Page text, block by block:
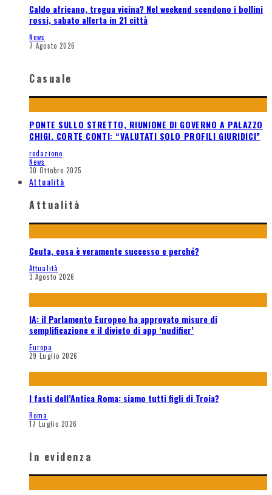
Caldo africano, tregua vicina? Nel weekend scendono i bollini
rossi, sabato allerta in 21 città
News
7 Agosto 2026
Casuale
PONTE SULLO STRETTO, RIUNIONE DI GOVERNO A PALAZZO
CHIGI. CORTE CONTI: “VALUTATI SOLO PROFILI GIURIDICI”
redazione
News
30 Ottobre 2025
Attualità
Attualità
Ceuta, cosa è veramente successo e perché?
Attualità
3 Agosto 2026
IA: il Parlamento Europeo ha approvato misure di
semplificazione e il divieto di app ‘nudifier’
Europa
29 Luglio 2026
I fasti dell’Antica Roma: siamo tutti figli di Troia?
Roma
17 Luglio 2026
In evidenza